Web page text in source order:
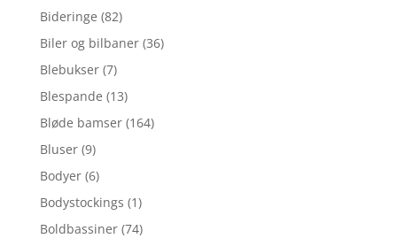
Bideringe (82)
Biler og bilbaner (36)
Blebukser (7)
Blespande (13)
Bløde bamser (164)
Bluser (9)
Bodyer (6)
Bodystockings (1)
Boldbassiner (74)